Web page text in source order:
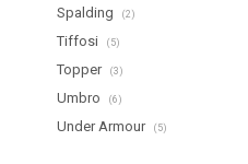
Spalding (2)
Tiffosi (5)
Topper (3)
Umbro (6)
Under Armour (5)